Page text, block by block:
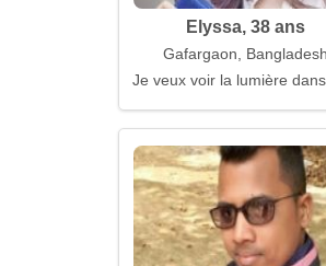
Elyssa, 38 ans
Gafargaon, Bangladesh
Je veux voir la lumière dans